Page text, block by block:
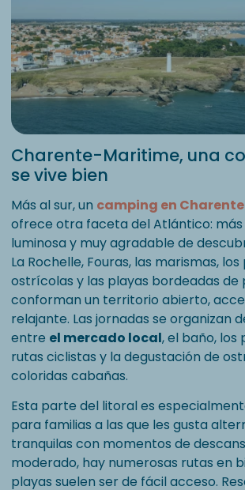
Charente-Maritime, una
se vive bien
Más al sur, un camping en
ofrece otra faceta del Atlántico: más
luminosa y muy agradable de
La Rochelle, Fouras, las marismas,
ostrícolas y las playas bordeadas de
conforman un territorio abierto,
relajante. Las jornadas se organizan
entre el mercado local, el baño, los
rutas ciclistas y la degustación de
coloridas cabañas.
Esta parte del litoral es
para familias a las que les gusta
tranquilas con momentos de
moderado, hay numerosas rutas en
playas suelen ser de fácil acceso.